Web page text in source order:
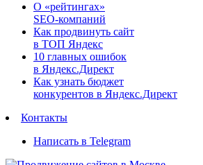
О «рейтингах»
SEO-компаний
Как продвинуть сайт
в ТОП Яндекс
10 главных ошибок
в Яндекс.Директ
Как узнать бюджет
конкурентов в Яндекс.Директ
Контакты
Написать в Telegram